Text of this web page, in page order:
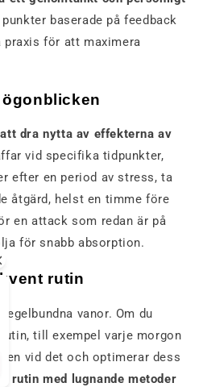
baserade på feedback
praxis för att maximera
dra nytta av effekterna av
vid specifika tidpunkter,
efter en period av stress, ta
åtgärd, helst en timme före
en attack som redan är på
för snabb absorption.
rutin
vanor. Om du
till exempel varje morgon
vid det och optimerar dess
rutin med lugnande metoder